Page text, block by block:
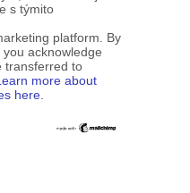
s týmito
platform. By
acknowledge
transferred to
more about
here.